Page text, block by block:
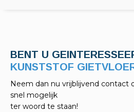
BENT U
KELDERAFDICHTINGEN?
Neem dan nu vrijblijvend contact
snel mogelijk
ter woord te staan!